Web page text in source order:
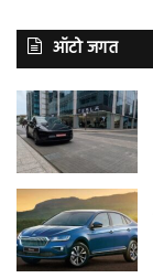
ऑटो जगत